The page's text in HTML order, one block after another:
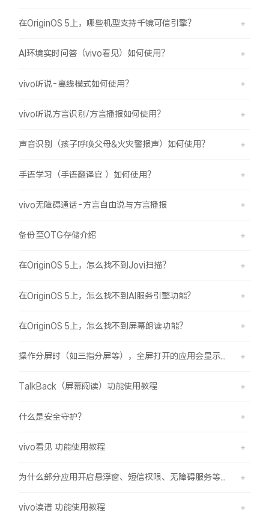
在OriginOS 5上，哪些机型支持千镜可信引擎？
AI环境实时问答（vivo看见）如何使用？
vivo听说-离线模式如何使用？
vivo听说方言识别/方言播报如何使用？
声音识别（孩子呼唤父母&火灾警报声）如何使用？
手语学习（手语翻译官 ）如何使用？
vivo无障碍通话-方言自由说与方言播报
备份至OTG存储介绍
在OriginOS 5上，怎么找不到Jovi扫描？
在OriginOS 5上，怎么找不到AI服务引擎功能？
在OriginOS 5上，怎么找不到屏幕朗读功能？
TalkBack（屏幕阅读）功能使用教程
什么是安全守护？
vivo看见 功能使用教程
vivo读谱 功能使用教程